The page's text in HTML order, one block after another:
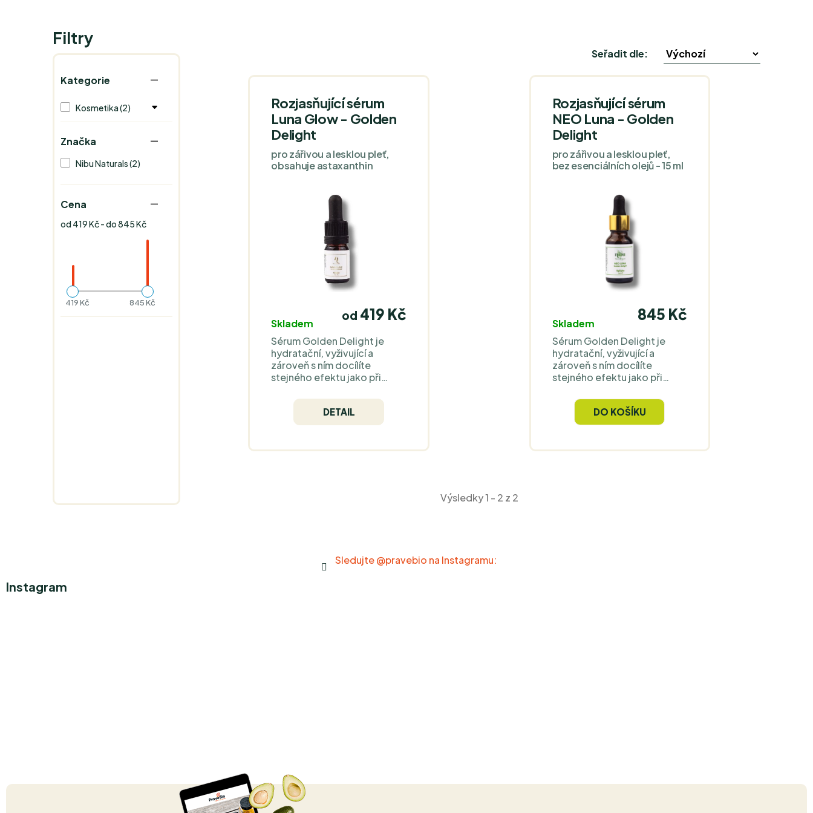
Filtry
Kategorie
Kosmetika (2)
Značka
Nibu Naturals (2)
Cena
od 419 Kč - do 845 Kč
419 Kč 845 Kč
Seřadit dle:
Rozjasňující sérum
Luna Glow - Golden
Delight
pro zářivou a lesklou pleť,
obsahuje astaxanthin
Skladem
od 419 Kč
Sérum Golden Delight je
hydratační, vyživující a
zároveň s ním docílíte
stejného efektu jako při
rozjasňovače bez zatížení
pokožky. Obsahuje pouze
přírodní složky a vysoce
jako antioxidant.
DETAIL
Rozjasňující sérum
NEO Luna - Golden
Delight
pro zářivou a lesklou pleť,
bez esenciálních olejů - 15 ml
Skladem
845 Kč
Sérum Golden Delight je
hydratační, vyživující a
zároveň s ním docílíte
stejného efektu jako při
rozjasňovače bez zatížení
pokožky. Obsahuje pouze
přírodní složky a vysoce
jako antioxidant.
DO KOŠÍKU
Výsledky 1 - 2 z 2
Sledujte @pravebio na Instagramu:
Instagram